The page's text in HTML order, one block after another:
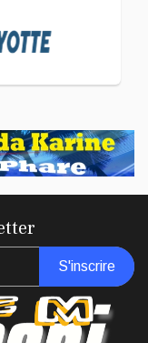
S'inscrire